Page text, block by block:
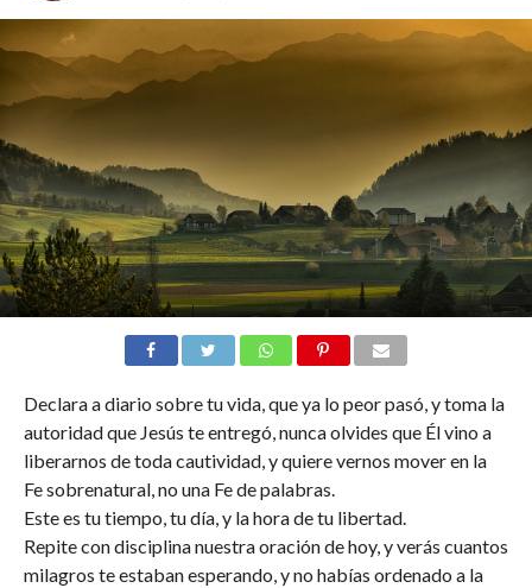
Declara a diario sobre tu vida, que ya lo peor pasó, y toma la
autoridad que Jesús te entregó, nunca olvides que Él vino a
liberarnos de toda cautividad, y quiere vernos mover en la
Fe sobrenatural, no una Fe de palabras.
Este es tu tiempo, tu día, y la hora de tu libertad.
Repite con disciplina nuestra oración de hoy, y verás cuantos
milagros te estaban esperando, y no habías ordenado a la